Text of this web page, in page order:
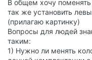
В общем хочу поменять
так же установить
(прилагаю картинку)
Вопросы для людей
таким:
1) Нужно ли менять